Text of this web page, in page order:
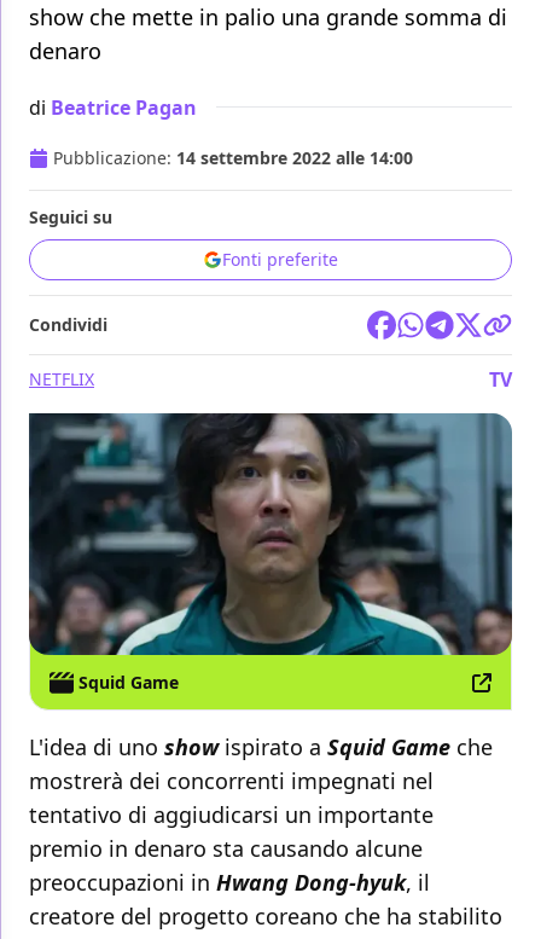
show che mette in palio una grande somma di
denaro
di Beatrice Pagan
Pubblicazione: 14 settembre 2022 alle 14:00
Seguici su
Fonti preferite
Condividi
NETFLIX TV
Squid Game
L'idea di uno showispirato a Squid Game che
mostrerà dei concorrenti impegnati nel
tentativo di aggiudicarsi un importante
premio in denaro sta causando alcune
preoccupazioni in Hwang Dong-hyuk, il
creatore del progetto coreano che ha stabilito